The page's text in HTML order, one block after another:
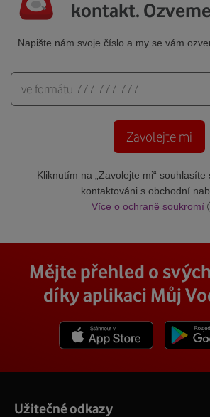
kontakt.
Napište nám svoje číslo a my se vám
Kliknutím na „Zavolejte mi“
kontaktováni s obchodní
Více o ochraně soukromí
Mějte přehled o
díky aplikaci Můj
Užitečné odkazy